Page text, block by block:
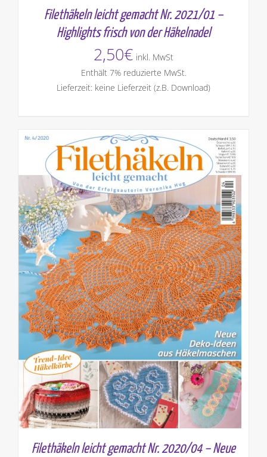
Filethäkeln leicht gemacht Nr. 2021/01 –
Highlights frisch von der Häkelnadel
2,50€ inkl. MwSt
Enthält 7% reduzierte MwSt.
Lieferzeit: keine Lieferzeit (z.B. Download)
Filethäkeln leicht gemacht Nr. 2020/04 – Neue